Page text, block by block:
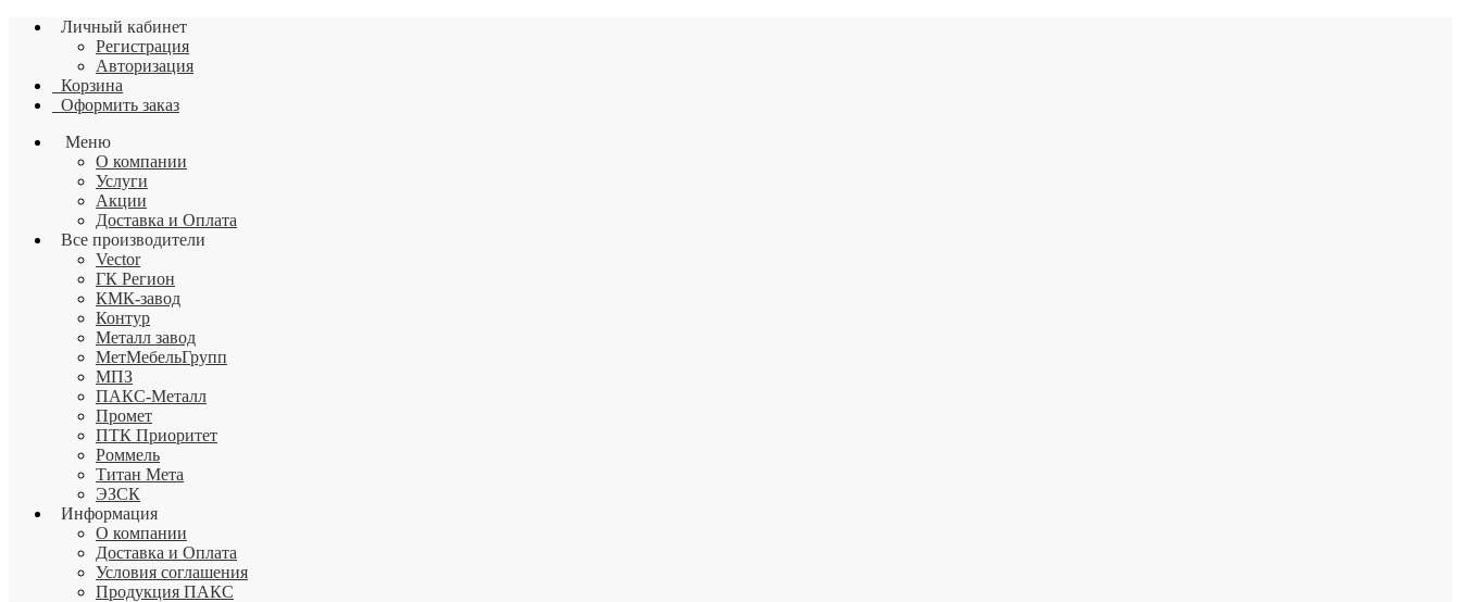
Личный кабинет
Регистрация
Авторизация
Корзина
Оформить заказ
Меню
О компании
Услуги
Акции
Доставка и Оплата
Все производители
Vector
ГК Регион
КМК-завод
Контур
Металл завод
МетМебельГрупп
МПЗ
ПАКС-Металл
Промет
ПТК Приоритет
Роммель
Титан Мета
ЭЗСК
Информация
О компании
Доставка и Оплата
Условия соглашения
Продукция ПАКС